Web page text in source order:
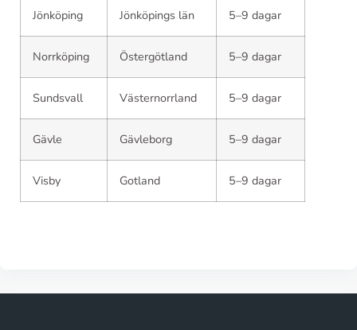
Jönköping Jönköpings län 5–9 dagar
Norrköping Östergötland 5–9 dagar
Sundsvall Västernorrland 5–9 dagar
Gävle Gävleborg 5–9 dagar
Visby Gotland 5–9 dagar